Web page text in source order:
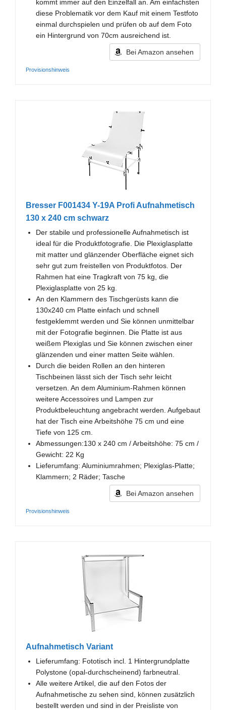
kommt immer auf den Einzelfall an. Am einfachsten
diese Problematik vor dem Kauf mit einem Testfoto
einmal durchspielen und prüfen ob auf dem Foto
ein Hintergrund von 70cm ausreichend ist.
Bei Amazon ansehen
Provisionshinweis
Bresser F001434 Y-19A Profi Aufnahmetisch
130 x 240 cm schwarz
Der stabile und professionelle Aufnahmetisch ist
ideal für die Produktfotografie. Die Plexiglasplatte
mit matter und glänzender Oberfläche eignet sich
sehr gut zum freistellen von Produktfotos. Der
Rahmen hat eine Tragkraft von 75 kg, die
Plexiglasplatte von 25 kg.
An den Klammern des Tischgerüsts kann die
130x240 cm Platte einfach und schnell
festgeklemmt werden und Sie können unmittelbar
mit der Fotografie beginnen. Die Platte ist aus
weißem Plexiglas und Sie können zwischen einer
glänzenden und einer matten Seite wählen.
Durch die beiden Rollen an den hinteren
Tischbeinen lässt sich der Tisch sehr leicht
versetzen. An dem Aluminium-Rahmen können
weitere Accessoires und Lampen zur
Produktbeleuchtung angebracht werden. Aufgebaut
hat der Tisch eine Arbeitshöhe 75 cm und eine
Tiefe von 125 cm.
Abmessungen:130 x 240 cm / Arbeitshöhe: 75 cm /
Gewicht: 22 Kg
Lieferumfang: Aluminiumrahmen; Plexiglas-Platte;
Klammern; 2 Räder; Tasche
Bei Amazon ansehen
Provisionshinweis
Aufnahmetisch Variant
Lieferumfang: Fototisch incl. 1 Hintergrundplatte
Polystone (opal-durchscheinend) farbneutral.
Alle weitere Artikel, die auf den Fotos der
Aufnahmetische zu sehen sind, können zusätzlich
bestellt werden und sind in der Preisliste von